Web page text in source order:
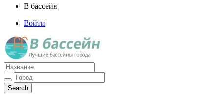
В бассейн
Войти
Лучшие бассейны города